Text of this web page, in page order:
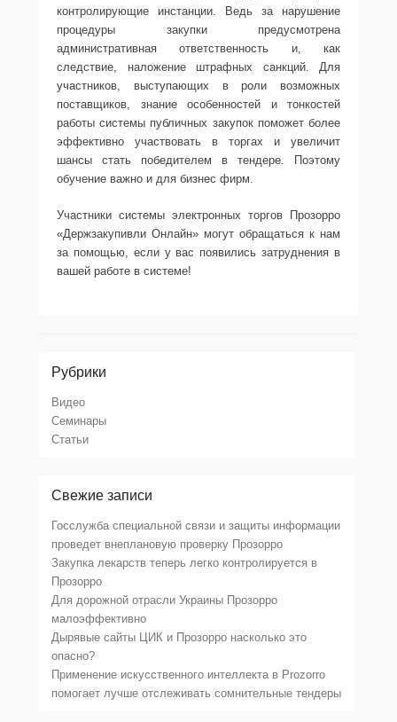
контролирующие инстанции. Ведь за нарушение
процедуры закупки предусмотрена
административная ответственность и, как
следствие, наложение штрафных санкций. Для
участников, выступающих в роли возможных
поставщиков, знание особенностей и тонкостей
работы системы публичных закупок поможет более
эффективно участвовать в торгах и увеличит
шансы стать победителем в тендере. Поэтому
обучение важно и для бизнес фирм.
Участники системы электронных торгов Прозорро
«Держзакупивли Онлайн» могут обращаться к нам
за помощью, если у вас появились затруднения в
вашей работе в системе!
Рубрики
Видео
Семинары
Статьи
Свежие записи
Госслужба специальной связи и защиты информации
проведет внеплановую проверку Прозорро
Закупка лекарств теперь легко контролируется в
Прозорро
Для дорожной отрасли Украины Прозорро
малоэффективно
Дырявые сайты ЦИК и Прозорро насколько это
опасно?
Применение искусственного интеллекта в Prozorro
помогает лучше отслеживать сомнительные тендеры